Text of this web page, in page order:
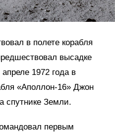
в полете корабля
высадке
1972 года в
«Аполлон-16» Джон
спутнике Земли.
первым